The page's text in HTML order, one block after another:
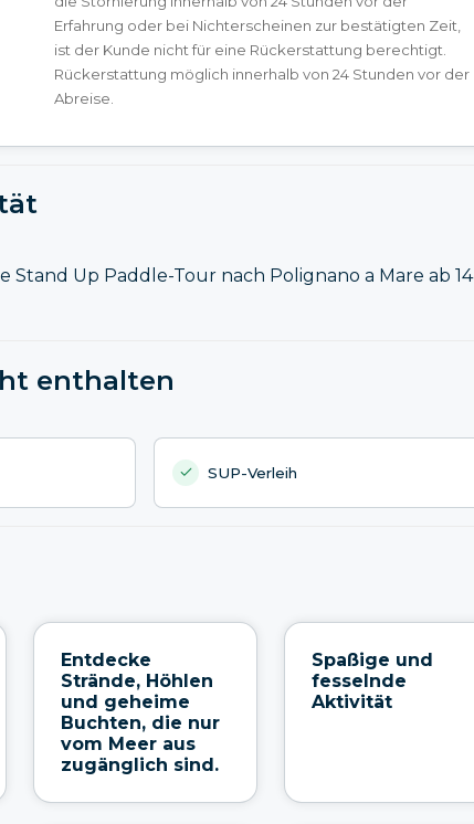
Erfahrung oder bei Nichterscheinen zur bestätigten Zeit,
ist der Kunde nicht für eine Rückerstattung berechtigt.
Rückerstattung möglich innerhalb von 24 Stunden vor der
Abreise.
Stand Up Paddle-Tour nach Polignano a Mare ab 14
enthalten
SUP-Verleih
Entdecke
Strände, Höhlen
und geheime
Buchten, die nur
vom Meer aus
zugänglich sind.
Spaßige und
fesselnde
Aktivität